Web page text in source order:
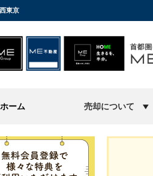
東京
ホーム 売却について